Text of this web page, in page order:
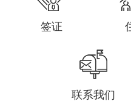
签证
联系我们